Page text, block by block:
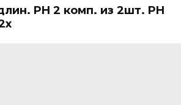
PH 2 комп. из 2шт. PH